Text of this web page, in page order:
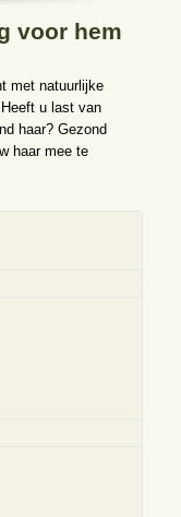
voor hem
met natuurlijke
u last van
haar? Gezond
haar mee te